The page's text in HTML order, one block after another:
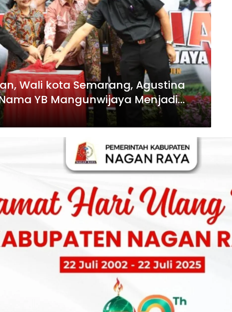
Wali kota Semarang, Agustina
YB Mangunwijaya Menjadi